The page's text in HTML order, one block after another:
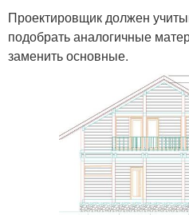
Проектировщик должен
подобрать аналогичные
заменить основные.